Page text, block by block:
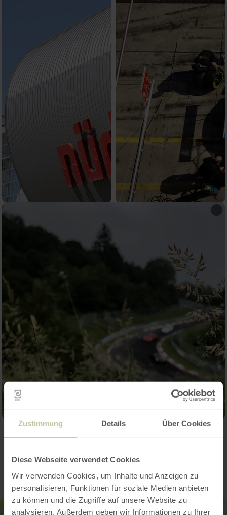
Zustimmung Details Über Cookies
Diese Webseite verwendet Cookies
Wir verwenden Cookies, um Inhalte und Anzeigen zu
personalisieren, Funktionen für soziale Medien anbieten
zu können und die Zugriffe auf unsere Website zu
analysieren. Außerdem geben wir Informationen zu Ihrer
Contact